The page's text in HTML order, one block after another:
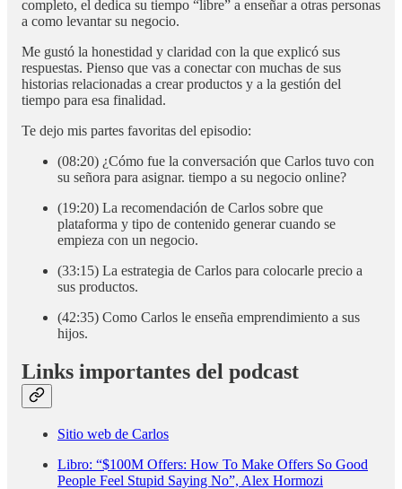
completo, el dedica su tiempo “libre” a enseñar a otras personas
a como levantar su negocio.
Me gustó la honestidad y claridad con la que explicó sus
respuestas. Pienso que vas a conectar con muchas de sus
historias relacionadas a crear productos y a la gestión del
tiempo para esa finalidad.
Te dejo mis partes favoritas del episodio:
(08:20) ¿Cómo fue la conversación que Carlos tuvo con
su señora para asignar. tiempo a su negocio online?
(19:20) La recomendación de Carlos sobre que
plataforma y tipo de contenido generar cuando se
empieza con un negocio.
(33:15) La estrategia de Carlos para colocarle precio a
sus productos.
(42:35) Como Carlos le enseña emprendimiento a sus
hijos.
Links importantes del podcast
Sitio web de Carlos
Libro: “$100M Offers: How To Make Offers So Good
People Feel Stupid Saying No”, Alex Hormozi